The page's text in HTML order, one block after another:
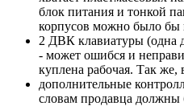
блок питания и тонкой
корпусов можно было бы
2 ДВК клавиатуры (одна
- может ошибся и
куплена рабочая. Так же,
дополнительные
словам продавца